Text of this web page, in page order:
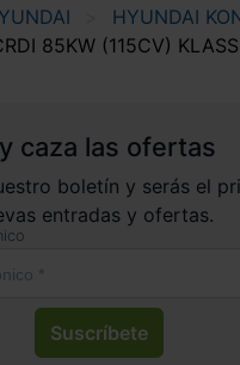
HYUNDAI
85KW (115CV)
caza las ofertas
boletín y serás el
entradas y ofertas.
Suscríbete